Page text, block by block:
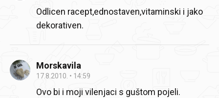
Odlicen racept,ednostaven,vitaminski i jako
dekorativen.
Morskavila
17.8.2010. 14:59
Ovo bi i moji vilenjaci s guštom pojeli.